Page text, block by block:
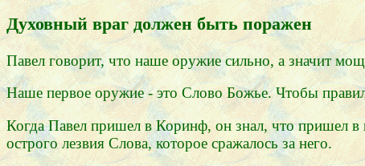
Духовный враг должен быть поражен
Павел говорит, что наше оружие сильно, а значит
Наше первое оружие - это Слово Божье. Чтобы
Когда Павел пришел в Коринф, он знал, что пришел
острого лезвия Слова, которое сражалось за него.